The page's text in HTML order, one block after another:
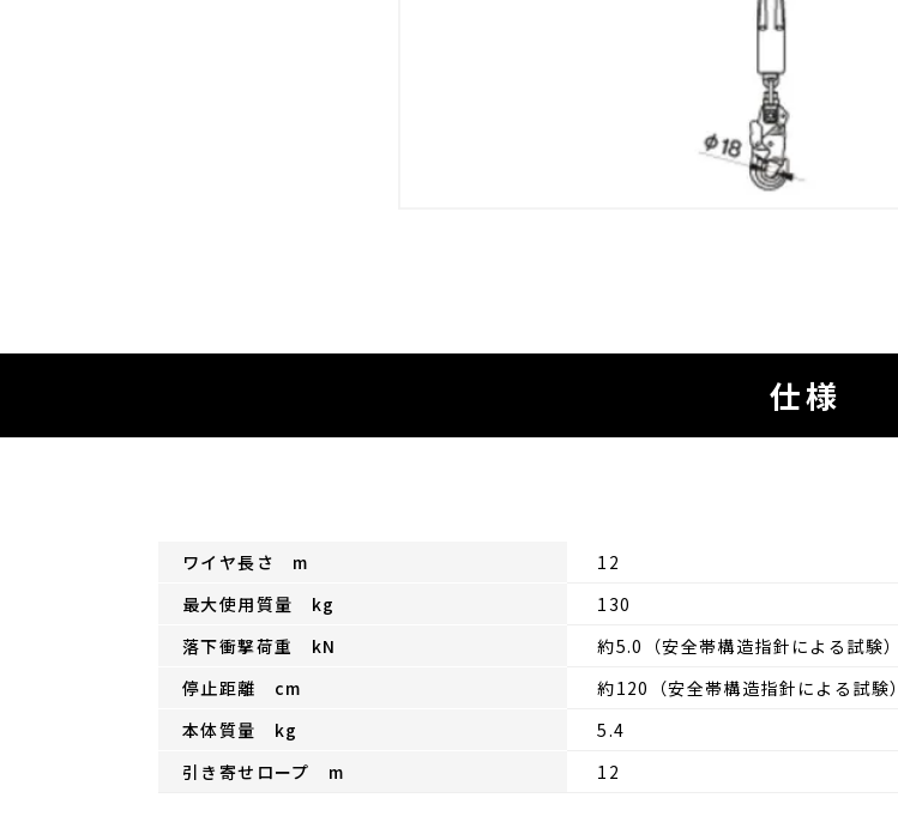
仕様
ワイヤ長さ m
12
最大使用質量 kg
130
落下衝撃荷重 kN
約5.0（安全帯構造指針による試験）
停止距離 cm
約120（安全帯構造指針による試験）
本体質量 kg
5.4
引き寄せロープ m
12